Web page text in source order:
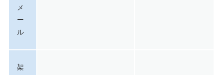
メ
ー
ル
架